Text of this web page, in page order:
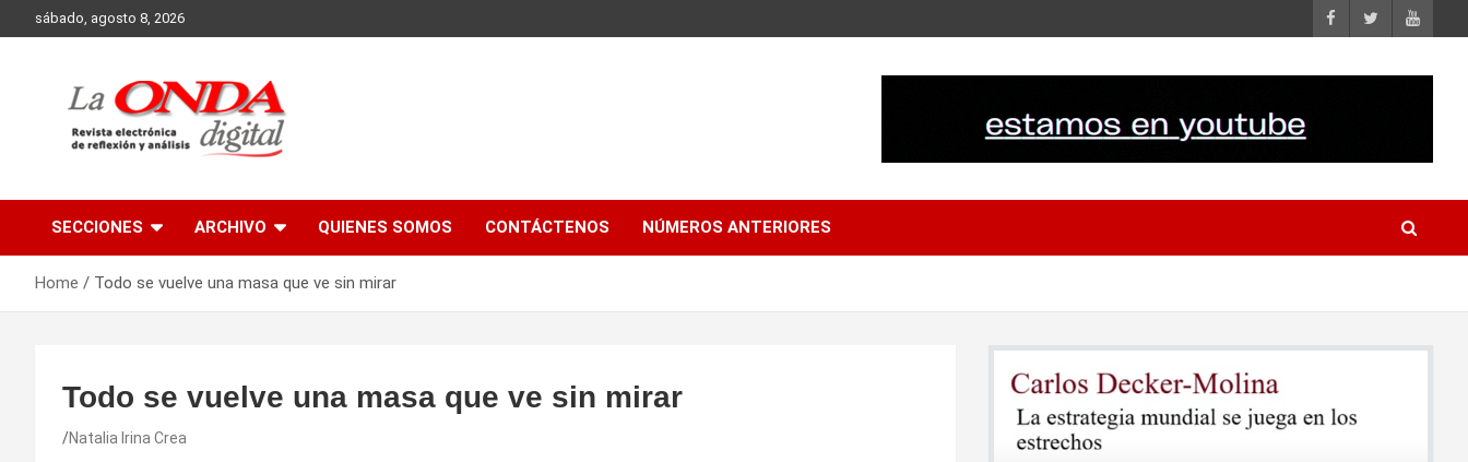
to
sábado, agosto 8, 2026
SECCIONES ARCHIVO QUIENES SOMOS CONTÁCTENOS NÚMEROS ANTERIORES
Home Todo se vuelve una masa que ve sin mirar
Todo se vuelve una masa que ve sin mirar
Natalia Irina Crea